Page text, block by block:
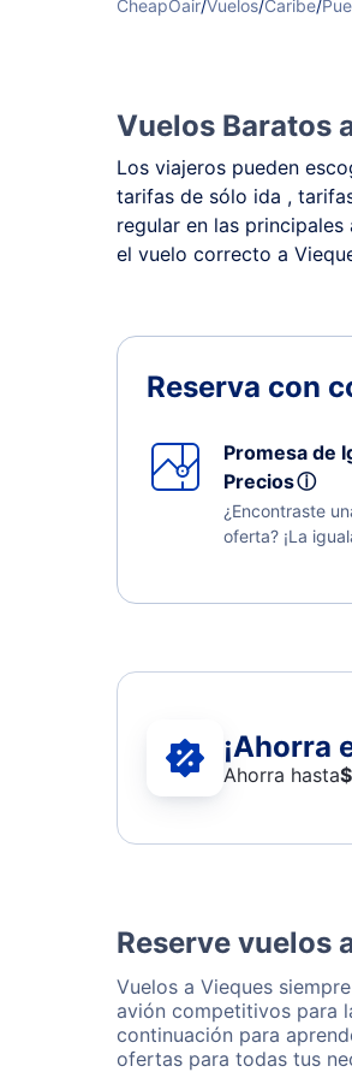
CheapOair/Vuelos/Caribe/
Vuelos Baratos
Los viajeros pueden
tarifas de sólo ida ,
regular en las
el vuelo correcto a
Reserva con
Promesa de
Preciosⓘ
¿Encontraste
oferta? ¡La
¡Ahorra
Ahorra hasta$
Reserve vuelos
Vuelos a Vieques
avión competitivos para
continuación para
ofertas para todas tus